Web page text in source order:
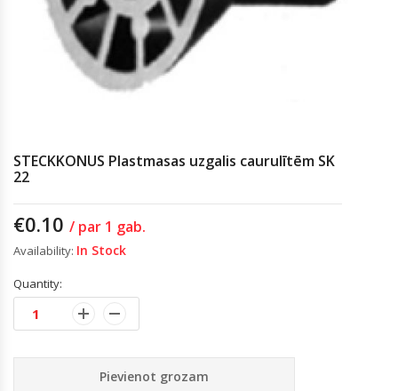
STECKKONUS Plastmasas uzgalis caurulītēm SK
22
€0.10 / par 1 gab.
Availability: In Stock
Quantity:
Pievienot grozam